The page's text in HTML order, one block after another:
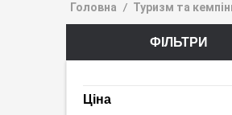
Головна Туризм та
ФІЛЬТРИ
Ціна